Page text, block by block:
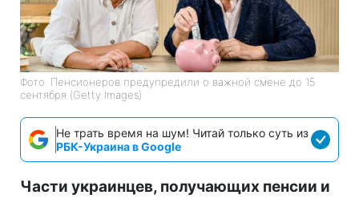
Фото: Пенсионеров предупредили о важной смене до 15
сентября (Getty Images)
Не трать время на шум! Читай только суть из
РБК-Украина в Google
Части украинцев, получающих пенсии и